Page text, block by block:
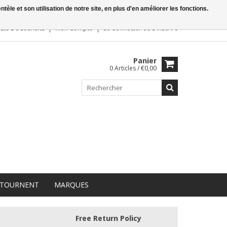
De Souhaits Mon Compte Se ConnecterouS'inscrire
Panier
0 Articles / €0,00
MARQUES
Free Return Policy
et son utilisation de notre site, en plus d'en améliorer les fonctions.